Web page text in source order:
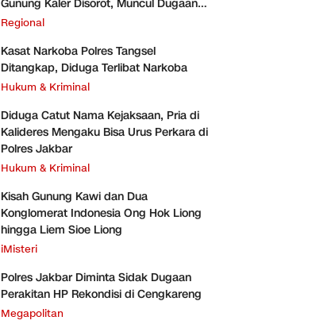
Gunung Kaler Disorot, Muncul Dugaan
Pengurangan Volume
Regional
Kasat Narkoba Polres Tangsel
Ditangkap, Diduga Terlibat Narkoba
Hukum & Kriminal
Diduga Catut Nama Kejaksaan, Pria di
Kalideres Mengaku Bisa Urus Perkara di
Polres Jakbar
Hukum & Kriminal
Kisah Gunung Kawi dan Dua
Konglomerat Indonesia Ong Hok Liong
hingga Liem Sioe Liong
iMisteri
Polres Jakbar Diminta Sidak Dugaan
Perakitan HP Rekondisi di Cengkareng
Megapolitan